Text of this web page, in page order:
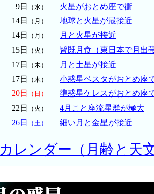
9日 （水）
火星がおとめ座で衝
14日
（月）
地球と火星が最接近
14日
（月）
月と火星が接近
15日
（火）
皆既月食（東日本で月出
17日
（木）
月と土星が接近
17日
（木）
小惑星ベスタがおとめ座
20日
（日）
準惑星ケレスがおとめ座
22日
（火）
4月こと座流星群が極大
26日
（土） 細い月と金星が接近
カレンダー（月齢と天